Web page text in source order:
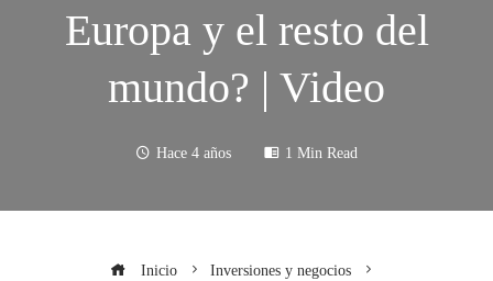
Europa y el resto del
mundo? | Video
Hace 4 años 1 Min Read
Inicio
Inversiones y negocios